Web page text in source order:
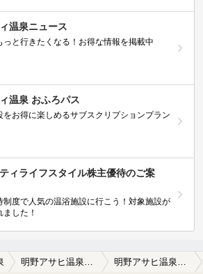
温泉ニュース
っと行きたくなる！お得な情報を掲載中
温泉 おふろパス
をお得に楽しめるサブスクリプションプラン
ティライフスタイル株主優待のご案
制度で人気の温浴施設に行こう！対象施設が
した！
明野アサヒ温泉の口コミ一覧 明野アサヒ温泉の口コミ お肌ツルツル